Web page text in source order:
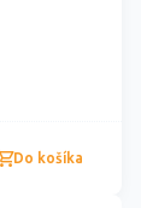
Do košíka